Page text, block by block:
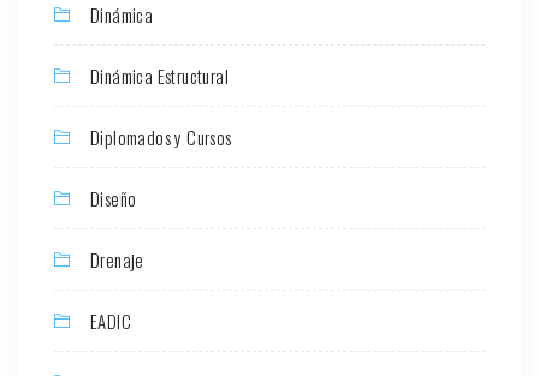
Dinámica
Dinámica Estructural
Diplomados y Cursos
Diseño
Drenaje
EADIC